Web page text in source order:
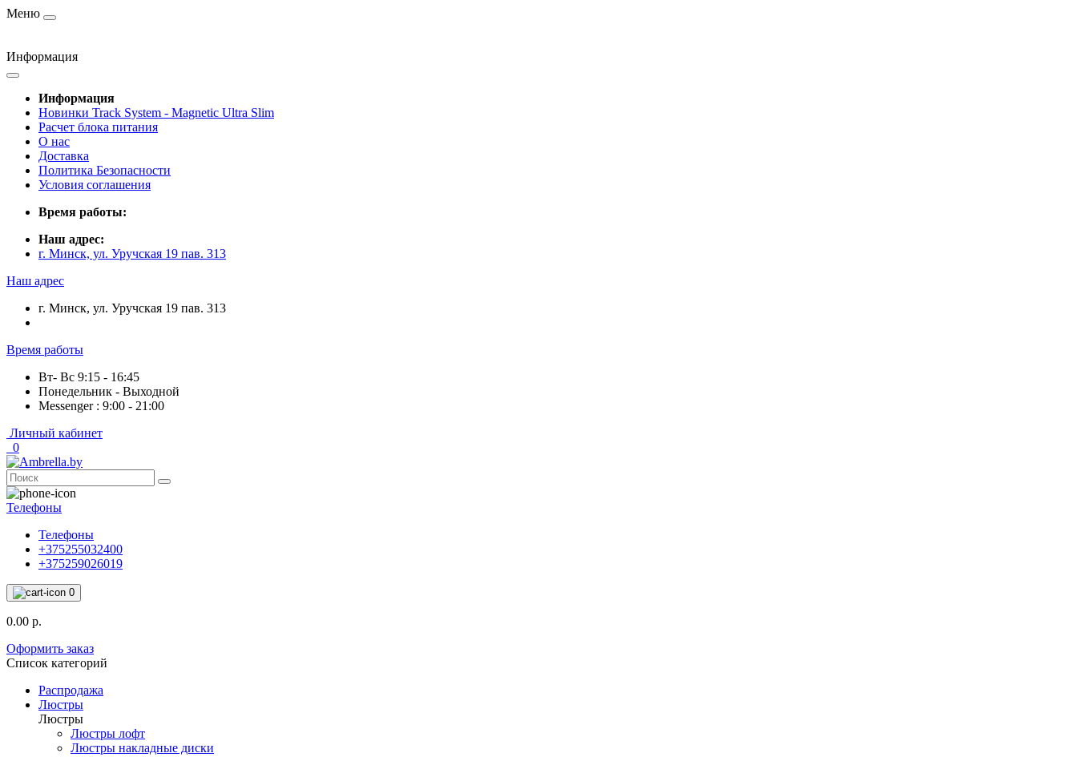
Меню
Информация
Информация
Новинки Track System - Magnetic Ultra Slim
Расчет блока питания
О нас
Доставка
Политика Безопасности
Условия соглашения
Время работы:
Наш адрес:
г. Минск, ул. Уручская 19 пав. 313
Наш адрес
г. Минск, ул. Уручская 19 пав. 313
Время работы
Вт- Вс 9:15 - 16:45
Понедельник - Выходной
Messenger : 9:00 - 21:00
Личный кабинет
0
Телефоны
Телефоны
+375255032400
+375259026019
0
0.00 р.
Оформить заказ
Список категорий
Распродажа
Люстры
Люстры
Люстры лофт
Люстры накладные диски